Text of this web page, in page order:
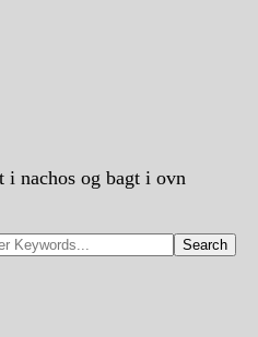
nachos og bagt i ovn